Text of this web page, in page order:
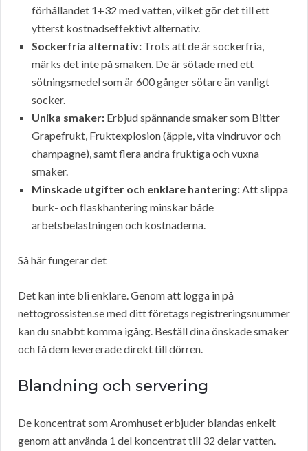
förhållandet 1+32 med vatten, vilket gör det till ett
ytterst kostnadseffektivt alternativ.
Sockerfria alternativ: Trots att de är sockerfria,
märks det inte på smaken. De är sötade med ett
sötningsmedel som är 600 gånger sötare än vanligt
socker.
Unika smaker: Erbjud spännande smaker som Bitter
Grapefrukt, Fruktexplosion (äpple, vita vindruvor och
champagne), samt flera andra fruktiga och vuxna
smaker.
Minskade utgifter och enklare hantering:Att slippa
burk- och flaskhantering minskar både
arbetsbelastningen och kostnaderna.
Så här fungerar det
Det kan inte bli enklare. Genom att logga in på
nettogrossisten.se med ditt företags registreringsnummer
kan du snabbt komma igång. Beställ dina önskade smaker
och få dem levererade direkt till dörren.
Blandning och servering
De koncentrat som Aromhuset erbjuder blandas enkelt
genom att använda 1 del koncentrat till 32 delar vatten.